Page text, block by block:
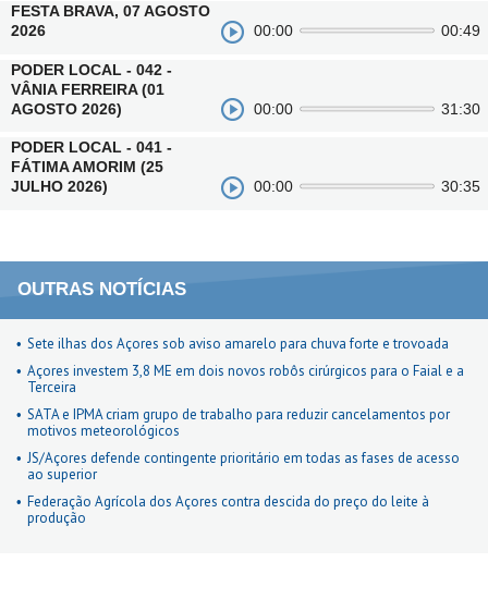
FESTA BRAVA, 07 AGOSTO
2026
00:00 00:49
PODER LOCAL - 042 -
VÂNIA FERREIRA (01
AGOSTO 2026)
00:00 31:30
PODER LOCAL - 041 -
FÁTIMA AMORIM (25
JULHO 2026)
00:00 30:35
OUTRAS NOTÍCIAS
Sete ilhas dos Açores sob aviso amarelo para chuva forte e trovoada
Açores investem 3,8 ME em dois novos robôs cirúrgicos para o Faial e a
Terceira
SATA e IPMA criam grupo de trabalho para reduzir cancelamentos por
motivos meteorológicos
JS/Açores defende contingente prioritário em todas as fases de acesso
ao superior
Federação Agrícola dos Açores contra descida do preço do leite à
produção